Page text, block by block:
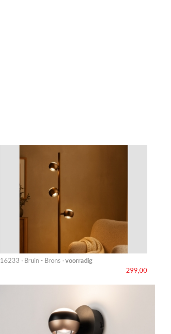
16233 · Bruin - Brons · voorradig
299,00